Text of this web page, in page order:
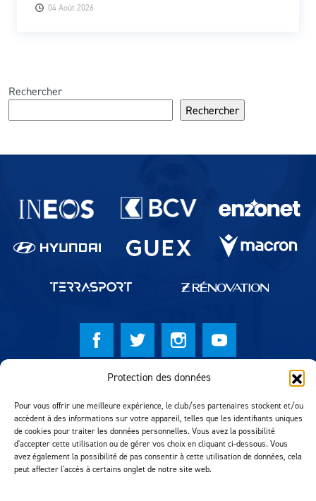
Protection des données
Pour vous offrir une meilleure expérience, le club/ses partenaires stockent et/ou
accèdent à des informations sur votre appareil, telles que les identifiants uniques
de cookies pour traiter les données personnelles. Vous avez la possibilité
d'accepter cette utilisation ou de gérer vos choix en cliquant ci-dessous. Vous
avez également la possibilité de pas consentir à cette utilisation de données, cela
peut affecter l'accès à certains onglet de notre site web.
04 Août 2026
Rechercher
Rechercher
Partenaires du lausanne-Sport
© Lausanne Sport Football Club 2026
Réalisation MTM Agency